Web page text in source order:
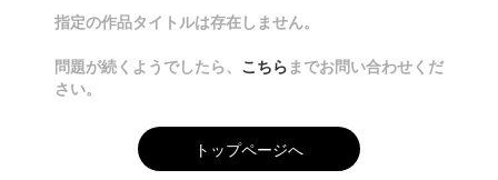
指定の作品タイトルは存在しません。
問題が続くようでしたら、 こちらまでお問い合わせくだ
さい。
トップページへ